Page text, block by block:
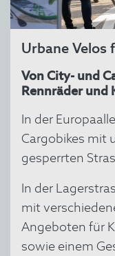
Urbane Velos
Von City- und
Rennräder und
In der
Cargobikes mit
gesperrten
In der
mit
Angeboten für
sowie einem